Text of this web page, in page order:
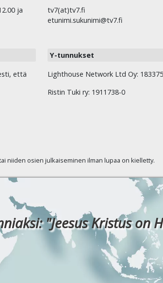
ja
tv7(at)tv7.fi
etunimi.sukunimi@tv7.fi
että
Y-tunnukset
Lighthouse Network Ltd Oy:
Ristin Tuki ry: 1911738-0
niiden osien julkaiseminen ilman lupaa on kielletty.
"Jeesus Kristus on